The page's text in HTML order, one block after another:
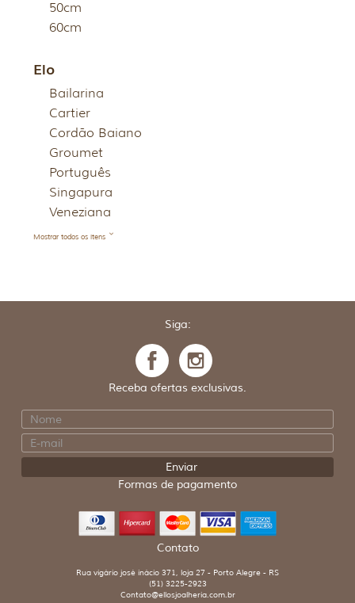
50cm
60cm
Elo
Bailarina
Cartier
Cordão Baiano
Groumet
Português
Singapura
Veneziana
Mostrar todos os itens
Siga:
Receba ofertas exclusivas.
Formas de pagamento
Contato
Rua vigário josé inácio 371, loja 27 - Porto Alegre - RS
(51) 3225-2923
Contato@ellosjoalheria.com.br